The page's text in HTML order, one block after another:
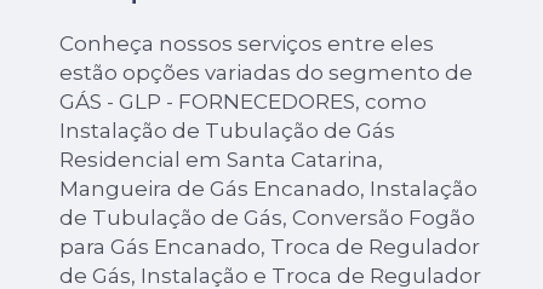
Conheça nossos serviços entre eles
estão opções variadas do segmento de
GÁS - GLP - FORNECEDORES, como
Instalação de Tubulação de Gás
Residencial em Santa Catarina,
Mangueira de Gás Encanado, Instalação
de Tubulação de Gás, Conversão Fogão
para Gás Encanado, Troca de Regulador
de Gás, Instalação e Troca de Regulador